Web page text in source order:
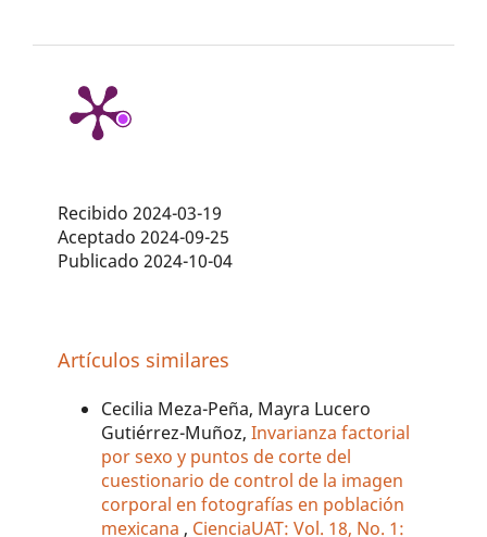
Recibido 2024-03-19
Aceptado 2024-09-25
Publicado 2024-10-04
Artículos similares
Cecilia Meza-Peña, Mayra Lucero
Gutiérrez-Muñoz,Invarianza factorial
por sexo y puntos de corte del
cuestionario de control de la imagen
corporal en fotografías en población
mexicana , CienciaUAT: Vol. 18, No. 1: